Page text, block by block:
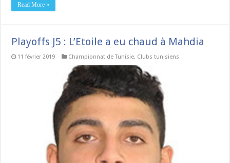
Read More »
Playoffs J5 : L’Etoile a eu chaud à Mahdia
11 février 2019 Championnat de Tunisie, Clubs tunisiens